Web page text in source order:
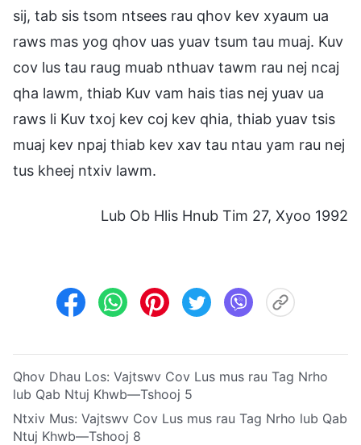
sij, tab sis tsom ntsees rau qhov kev xyaum ua
raws mas yog qhov uas yuav tsum tau muaj. Kuv
cov lus tau raug muab nthuav tawm rau nej ncaj
qha lawm, thiab Kuv vam hais tias nej yuav ua
raws li Kuv txoj kev coj kev qhia, thiab yuav tsis
muaj kev npaj thiab kev xav tau ntau yam rau nej
tus kheej ntxiv lawm.
Lub Ob Hlis Hnub Tim 27, Xyoo 1992
Qhov Dhau Los: Vajtswv Cov Lus mus rau Tag Nrho
lub Qab Ntuj Khwb—Tshooj 5
Ntxiv Mus: Vajtswv Cov Lus mus rau Tag Nrho lub Qab
Ntuj Khwb—Tshooj 8